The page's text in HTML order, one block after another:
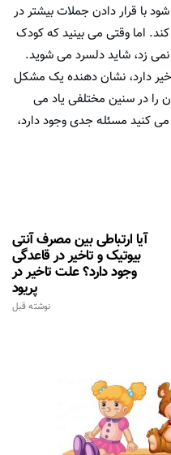
با قرار دادن جملات بیشتر در
اما وقتی می بینید که کودک
زد، شاید دلسرد می شوید.
دارد، نشان دهنده یک مشکل
در سنین مختلفی یاد می
کنید مسئله جدی وجود دارد،
آیا ارتباطی بین مصرف آنتی
بیوتیک و تاخیر در قاعدگی
وجود دارد؟ علت تاخیر در
پریود
نوشته قبل